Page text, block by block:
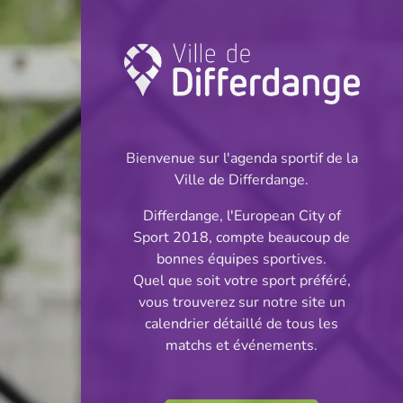
Coupe: Basketball
INFOS
11.11.2023
15:30
Centre Sportif Fousbann
Partager
Coupe des Cadets
Bienvenue sur l'agenda sportif de la
Ville de Differdange.
Differdange, l'European City of
Sport 2018, compte beaucoup de
bonnes équipes sportives.
Quel que soit votre sport préféré,
vous trouverez sur notre site un
calendrier détaillé de tous les
matchs et événements.